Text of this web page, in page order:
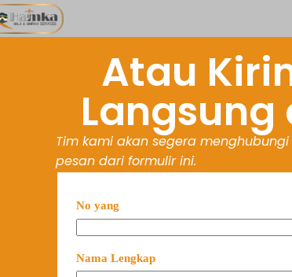
Atau
Langsung
Tim kami akan segera
pesan dari formulir ini.
No yang
Nama Lengkap